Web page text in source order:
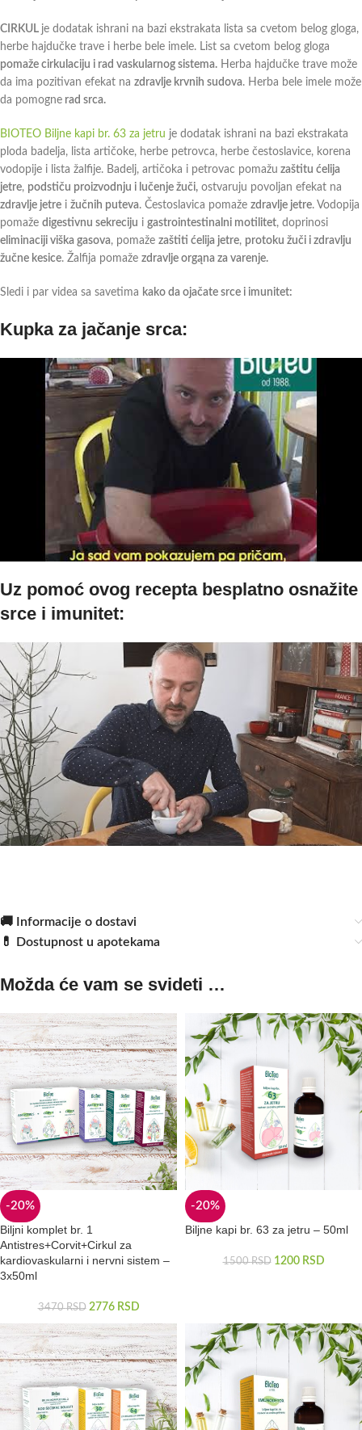
CIRKUL je dodatak ishrani na bazi ekstrakata lista sa cvetom belog gloga,
herbe hajdučke trave i herbe bele imele. List sa cvetom belog gloga
pomaže cirkulaciju i rad vaskularnog sistema. Herba hajdučke trave može
da ima pozitivan efekat na zdravlje krvnih sudova. Herba bele imele može
da pomogne rad srca.
BIOTEO Biljne kapi br. 63 za jetru je dodatak ishrani na bazi ekstrakata
ploda badelja, lista artičoke, herbe petrovca, herbe čestoslavice, korena
vodopije i lista žalfije. Badelj, artičoka i petrovac pomažu zaštitu ćelija
jetre, podstiču proizvodnju i lučenje žuči, ostvaruju povoljan efekat na
zdravlje jetre i žučnih puteva. Čestoslavica pomaže zdravlje jetre. Vodopija
pomaže digestivnu sekreciju i gastrointestinalni motilitet, doprinosi
eliminaciji viška gasova, pomaže zaštiti ćelija jetre, protoku žuči i zdravlju
žučne kesice. Žalfija pomaže zdravlje orgąna za varenje.
Sledi i par videa sa savetima kako da ojačate srce i imunitet:
Kupka za jačanje srca:
Uz pomoć ovog recepta besplatno osnažite
srce i imunitet:
🚚 Informacije o dostavi
💊 Dostupnost u apotekama
Možda će vam se svideti …
-20%
Biljni komplet br. 1
Antistres+Corvit+Cirkul za
kardiovaskularni i nervni sistem –
3x50ml
3470RSD 2776 RSD
-20%
Biljne kapi br. 63 za jetru – 50ml
1500RSD 1200 RSD